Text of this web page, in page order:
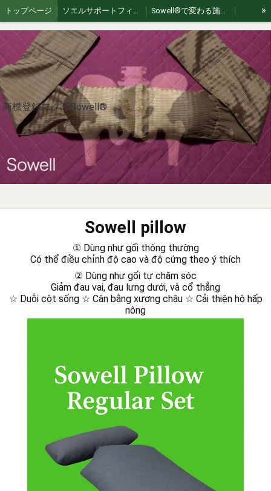
トップページ ソエルサポートフィールド Sowell®︎で変わる施術 | 繋がり、スキルUPする認定講習会
Akizuki Healing Retreat: Authentic Japan Exp For International Guests Sowellpillow
大井整骨院 お問い合わせ Sowell理論
Sowell®︎therapy（朝倉） jp🇯🇵｜Sowell swing（ソエルスイング）
en🇺🇸 | Sowell Swing – Gentle Flex Movement ko🇰🇷｜소웰 스윙 – 부드러운 플렉스 움직임
zh🇨🇳｜Sowell swing（索艾尔轻柔摇摆） es🇪🇸｜Sowell swing (Balanceo Suave Sowell)
fr🇫🇷 | Sowell swing (Soin de bercement doux) th 🇹🇭 | Sowell swing (โซเอลสวิง)
vi 🇻🇳 | Sowell swing (Sowell lắc nhẹ) Sowell Pillowの作り方
How to Use Sowell Pillow What is Sowell Therapy?
What is Sowell Therapy? Sowellist Certification Course Textbook
Sowell®︎ Video Gallery｜動画ギャラリー
A Pillow, A Philosophy ひとつの枕、ひとつの哲学
Sowell® Therapy – Before Your Session 日本語Sowell®︎施術前注意事項
【Korean】Sowell® Safety & Etiquette Guide
【共通】Sowell®︎の紹介ページ 🇬🇧 EN｜Introduction｜Sowell pillow
🇰🇷 KR｜소개｜Sowell pillow 🇨🇳 CN｜介绍｜Sowell pillow
🇹🇭 TH｜แนะนำ｜Sowell pillow
»
商標登録マクラSowell®︎
Sowell pillow
① Dùng như gối thông thường
Có thể điều chỉnh độ cao và độ cứng theo ý thích
② Dùng như gối tự chăm sóc
Giảm đau vai, đau lưng dưới, và cổ thẳng
☆ Duỗi cột sống ☆ Cân bằng xương chậu ☆ Cải thiện hô hấp
nông